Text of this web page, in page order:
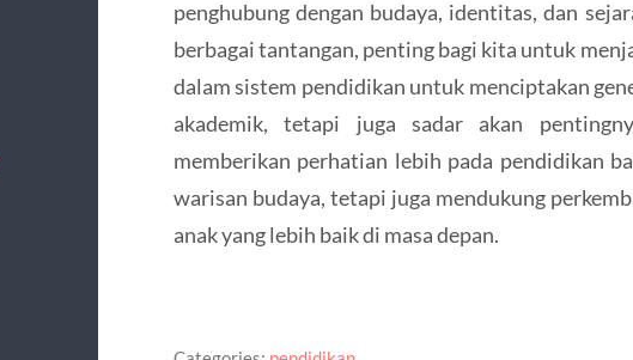
penghubung dengan budaya, identitas, dan
berbagai tantangan, penting bagi kita untuk
dalam sistem pendidikan untuk menciptakan
akademik, tetapi juga sadar akan
memberikan perhatian lebih pada pendidikan
warisan budaya, tetapi juga mendukung
anak yang lebih baik di masa depan.